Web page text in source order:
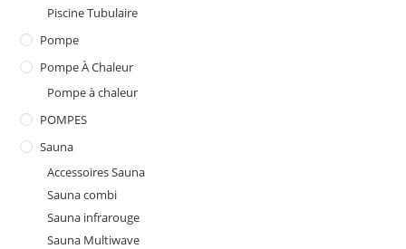
Piscine Tubulaire
Pompe
Pompe À Chaleur
Pompe à chaleur
POMPES
Sauna
Accessoires Sauna
Sauna combi
Sauna infrarouge
Sauna Multiwave